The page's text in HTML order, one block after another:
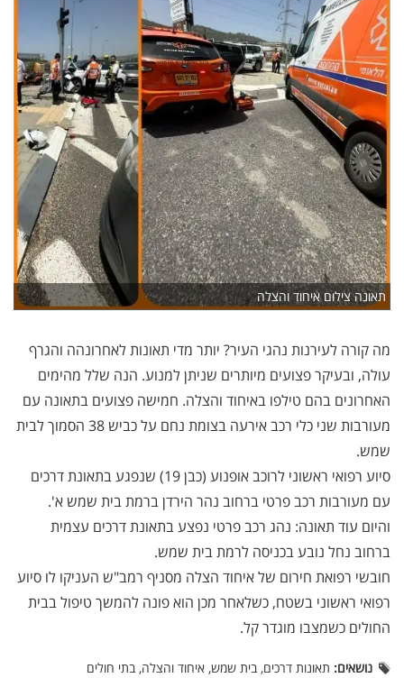
תאונה צילום איחוד והצלה
מה קורה לעירנות נהגי העיר? יותר מדי תאונות לאחרונהה והגרף
עולה, ובעיקר פצועים מיותרים שניתן למנוע. הנה שלל מהימים
האחרונים בהם טילפו באיחוד והצלה. חמישה פצועים בתאונה עם
מעורבות שני כלי רכב אירעה בצומת נחם על כביש 38 הסמוך לבית
שמש.
סיוע רפואי ראשוני לרוכב אופנוע (כבן 19) שנפגע בתאונת דרכים
עם מעורבות רכב פרטי ברחוב נהר הירדן ברמת בית שמש א'.
והיום עוד תאונה: נהג רכב פרטי נפצע בתאונת דרכים עצמית
ברחוב נחל נובע בכניסה לרמת בית שמש.
חובשי רפואת חירום של איחוד הצלה מסניף רמב"ש העניקו לו סיוע
רפואי ראשוני בשטח, כשלאחר מכן הוא פונה להמשך טיפול בבית
החולים כשמצבו מוגדר קל.
נושאים: תאונות דרכים, בית שמש, איחוד והצלה, בתי חולים